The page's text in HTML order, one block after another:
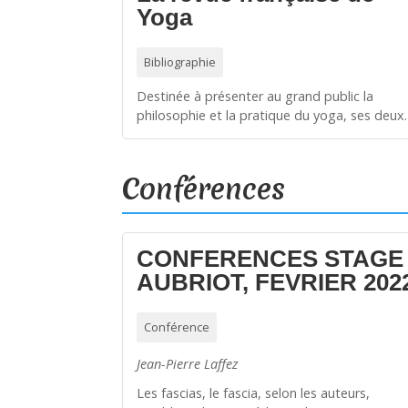
Yoga
Bibliographie
Destinée à présenter au grand public la
philosophie et la pratique du yoga, ses
Conférences
CONFERENCES STAGE
AUBRIOT, FEVRIER
Conférence
Jean-Pierre Laffez
Les fascias, le fascia, selon les auteurs,